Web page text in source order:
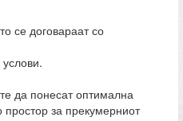
се договараат со
да понесат оптимална
за прекумерниот